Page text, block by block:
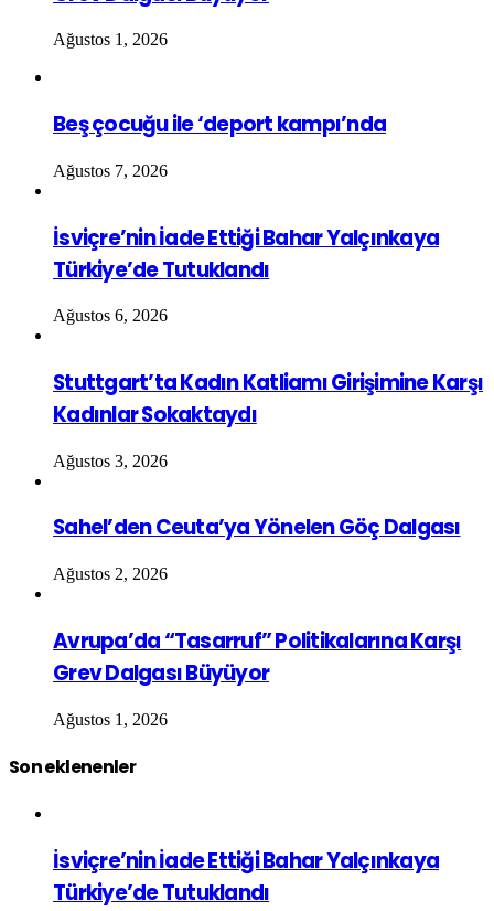
Ağustos 1, 2026
Beş çocuğu ile ‘deport kampı’nda
Ağustos 7, 2026
İsviçre’nin İade Ettiği Bahar Yalçınkaya
Türkiye’de Tutuklandı
Ağustos 6, 2026
Stuttgart’ta Kadın Katliamı Girişimine Karşı
Kadınlar Sokaktaydı
Ağustos 3, 2026
Sahel’den Ceuta’ya Yönelen Göç Dalgası
Ağustos 2, 2026
Avrupa’da “Tasarruf” Politikalarına Karşı
Grev Dalgası Büyüyor
Ağustos 1, 2026
Son eklenenler
İsviçre’nin İade Ettiği Bahar Yalçınkaya
Türkiye’de Tutuklandı